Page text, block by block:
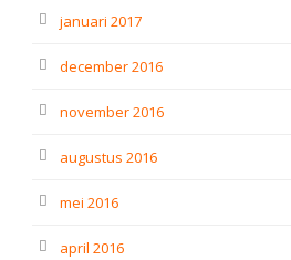
januari 2017
december 2016
november 2016
augustus 2016
mei 2016
april 2016